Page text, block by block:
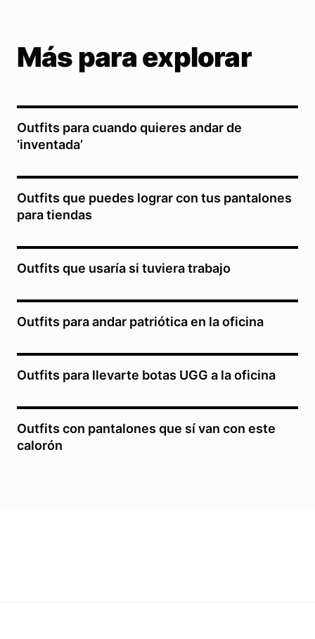
Más para explorar
Outfits para cuando quieres andar de
‘inventada’
Outfits que puedes lograr con tus pantalones
para tiendas
Outfits que usaría si tuviera trabajo
Outfits para andar patriótica en la oficina
Outfits para llevarte botas UGG a la oficina
Outfits con pantalones que sí van con este
calorón